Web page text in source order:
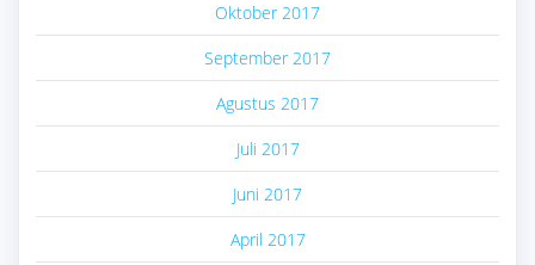
Oktober 2017
September 2017
Agustus 2017
Juli 2017
Juni 2017
April 2017